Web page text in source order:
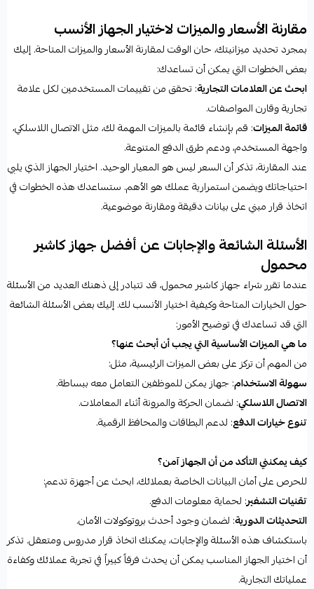
مقارنة الأسعار والميزات لاختيار الجهاز الأنسب
بمجرد تحديد ميزانيتك، حان الوقت لمقارنة الأسعار والميزات المتاحة. إليك
بعض الخطوات التي يمكن أن تساعدك:
ابحث عن العلامات التجارية: تحقق من تقييمات المستخدمين لكل علامة
تجارية وقارن المواصفات.
قائمة الميزات: قم بإنشاء قائمة بالميزات المهمة لك، مثل الاتصال اللاسلكي،
واجهة المستخدم، ودعم طرق الدفع المتنوعة.
عند المقارنة، تذكر أن السعر ليس هو المعيار الوحيد. اختيار الجهاز الذي يلبي
احتياجاتك ويضمن استمرارية عملك هو الأهم. ستساعدك هذه الخطوات في
اتخاذ قرار مبني على بيانات دقيقة ومقارنة موضوعية.
الأسئلة الشائعة والإجابات عن أفضل جهاز كاشير
محمول
عندما تقرر شراء جهاز كاشير محمول، قد تتبادر إلى ذهنك العديد من الأسئلة
حول الخيارات المتاحة وكيفية اختيار الأنسب لك. إليك بعض الأسئلة الشائعة
التي قد تساعدك في توضيح الأمور:
ما هي الميزات الأساسية التي يجب أن أبحث عنها؟
من المهم أن تركز على بعض الميزات الرئيسية، مثل:
سهولة الاستخدام: جهاز يمكن للموظفين التعامل معه ببساطة.
الاتصال اللاسلكي: لضمان الحركة والمرونة أثناء المعاملات.
تنوع خيارات الدفع: لدعم البطاقات والمحافظ الرقمية.
كيف يمكنني التأكد من أن الجهاز آمن؟
للحرص على أمان البيانات الخاصة بعملائك، ابحث عن أجهزة تدعم:
تقنيات التشفير: لحماية معلومات الدفع.
التحديثات الدورية: لضمان وجود أحدث بروتوكولات الأمان.
باستكشاف هذه الأسئلة والإجابات، يمكنك اتخاذ قرار مدروس ومتعقل. تذكر
أن اختيار الجهاز المناسب يمكن أن يحدث فرقاً كبيراً في تجربة عملائك وكفاءة
عملياتك التجارية.